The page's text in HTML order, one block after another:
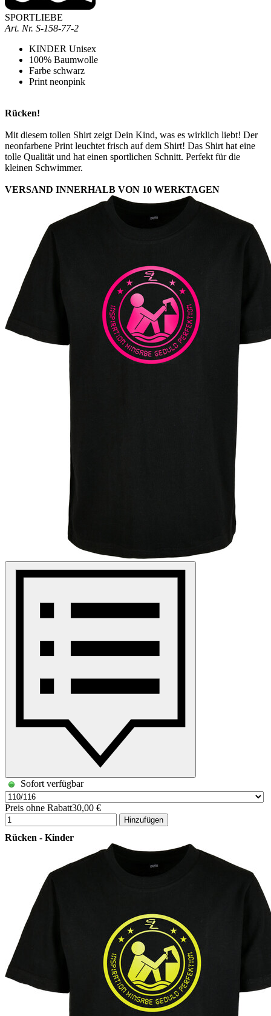
SPORTLIEBE
Art. Nr. S-158-77-2
KINDER Unisex
100% Baumwolle
Farbe schwarz
Print neonpink
Rücken!
Mit diesem tollen Shirt zeigt Dein Kind, was es wirklich liebt! Der
neonfarbene Print leuchtet frisch auf dem Shirt! Das Shirt hat eine
tolle Qualität und hat einen sportlichen Schnitt. Perfekt für die
kleinen Schwimmer.
VERSAND INNERHALB VON 10 WERKTAGEN
Sofort verfügbar
Preis ohne Rabatt30,00 €
Hinzufügen
Rücken - Kinder